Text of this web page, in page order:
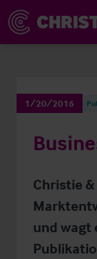
1/20/2016
Christie
und wagt